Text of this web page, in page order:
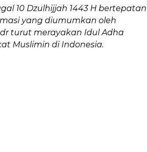
10 Dzulhijjah 1443 H bertepatan
yang diumumkan oleh
turut merayakan Idul Adha
Muslimin di Indonesia.